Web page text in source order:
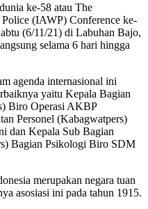
ke-58 atau The
(IAWP) Conference ke-
(6/11/21) di Labuhan Bajo,
selama 6 hari hingga
agenda internasional ini
yaitu Kepala Bagian
Biro Operasi AKBP
Personel (Kabagwatpers)
dan Kepala Sub Bagian
Bagian Psikologi Biro SDM
merupakan negara tuan
asosiasi ini pada tahun 1915.